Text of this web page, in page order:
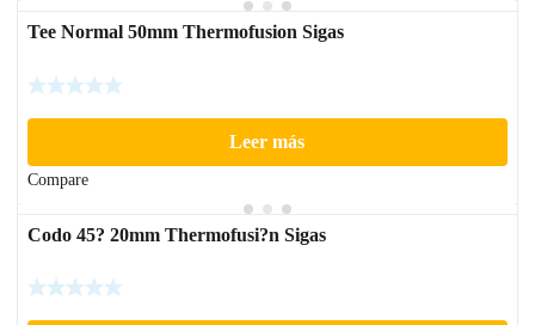
Tee Normal 50mm Thermofusion Sigas
Leer más
Compare
Codo 45? 20mm Thermofusi?n Sigas